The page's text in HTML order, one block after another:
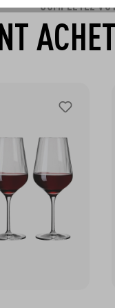
COMPLÉTEZ